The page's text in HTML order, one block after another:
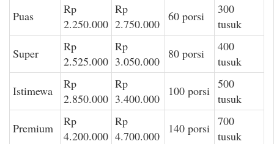
Puas
Rp
2.250.000
Rp
2.750.000
60 porsi
300
tusuk
Super
Rp
2.525.000
Rp
3.050.000
80 porsi
400
tusuk
Istimewa
Rp
2.850.000
Rp
3.400.000
100 porsi 500
tusuk
Premium
Rp
4.200.000
Rp
4.700.000
140 porsi 700
tusuk